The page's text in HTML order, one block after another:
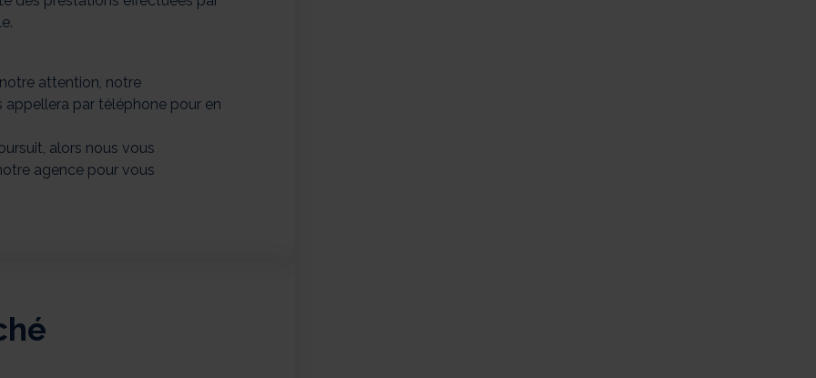
attention, notre
appellera par téléphone pour en
alors nous vous
agence pour vous